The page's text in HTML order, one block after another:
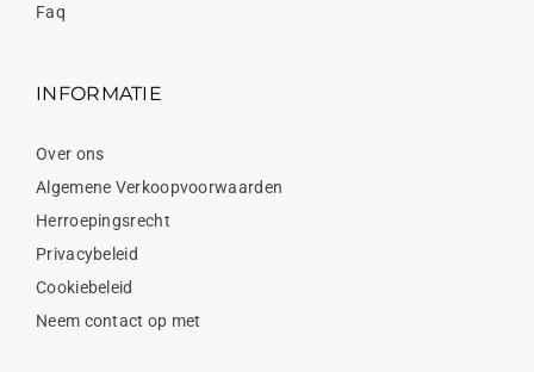
Faq
INFORMATIE
Over ons
Algemene Verkoopvoorwaarden
Herroepingsrecht
Privacybeleid
Cookiebeleid
Neem contact op met